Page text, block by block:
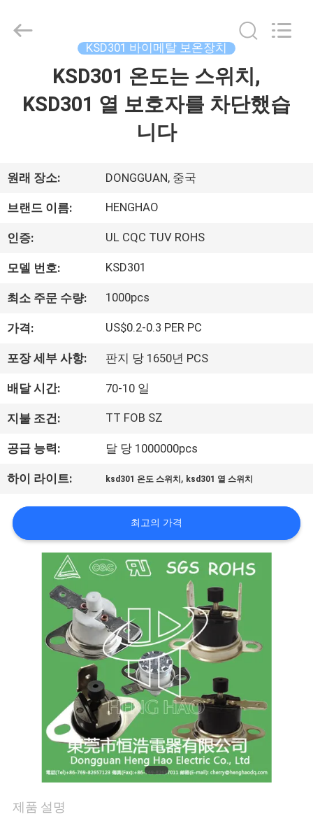
소
개
회
사
소
개
장
투
어
2026
KSD301 바이메탈 보온장치
KSD301 온도는 스위치,
KSD301 열 보호자를 차단했습
니다
원래 장소: DONGGUAN, 중국
브랜드 이름: HENGHAO
인증: UL CQC TUV ROHS
모델 번호: KSD301
최소 주문 수량: 1000pcs
가격: US$0.2-0.3 PER PC
포장 세부 사항: 판지 당 1650년 PCS
배달 시간: 70-10 일
지불 조건: TT FOB SZ
공급 능력: 달 당 1000000pcs
하이 라이트: ksd301 온도 스위치 , ksd301 열 스위치
최고의 가격
제품 설명